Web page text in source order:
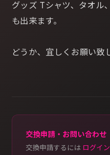
グッズ Tシャツ、タオル
も出来ます。
どうか、宜しくお願い致
交換申請・お問い合わせ
交換申請するには ログイン